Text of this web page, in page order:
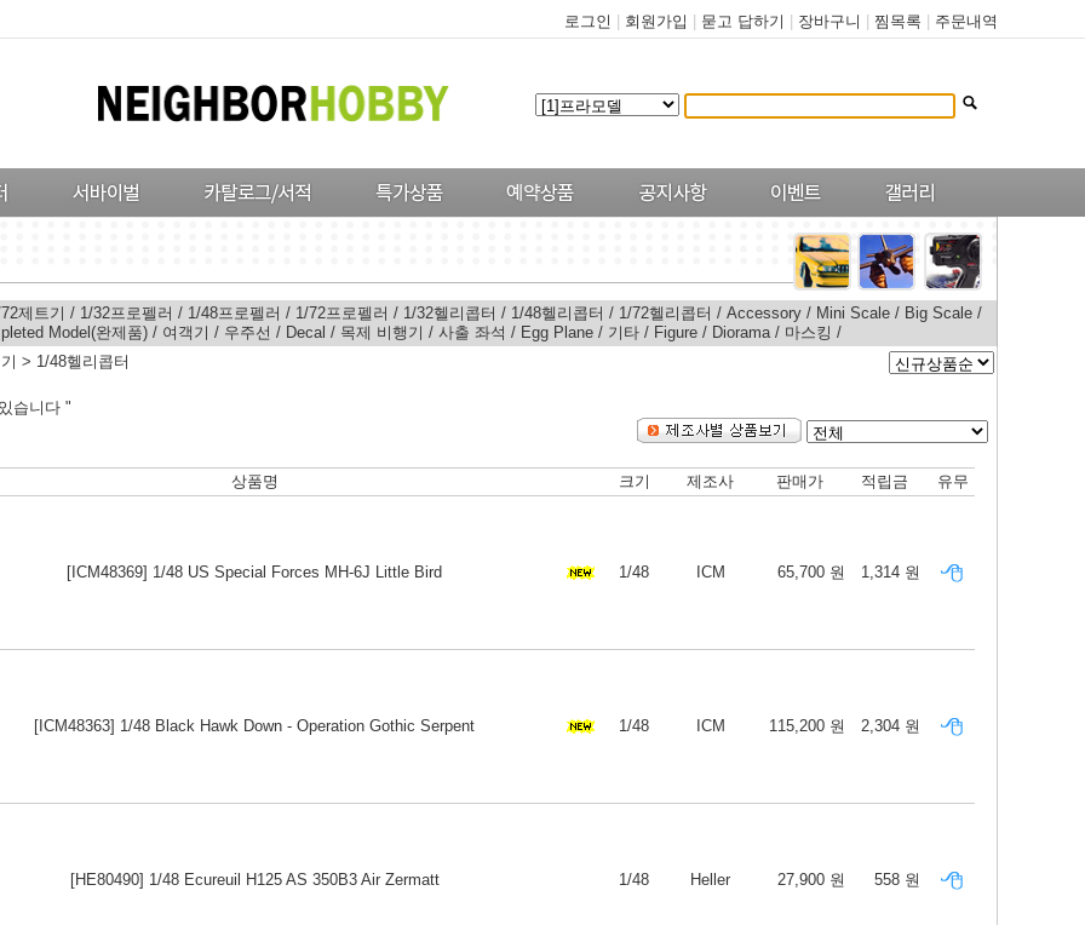
로그인 회원가입 묻고 답하기 장바구니 찜목록 주문내역
제트기 / 1/32프로펠러 / 1/48프로펠러 / 1/72프로펠러 / 1/32헬리콥터 / 1/48헬리콥터 / 1/72헬리콥터 / Accessory / Mini Scale / Big Scale /
Model(완제품) / 여객기 / 우주선 / Decal / 목제 비행기 / 사출 좌석 / Egg Plane / 기타 / Figure / Diorama/ 마스킹 /
> 1/48헬리콥터
습니다 "
상품명 크기 제조사 판매가 적립금 유무
[ICM48369] 1/48 US Special Forces MH-6J Little Bird 1/48 ICM 65,700 원 1,314 원
[ICM48363] 1/48 Black Hawk Down - Operation Gothic Serpent 1/48 ICM 115,200 원 2,304 원
[HE80490] 1/48 Ecureuil H125 AS 350B3 Air Zermatt 1/48 Heller 27,900 원 558 원